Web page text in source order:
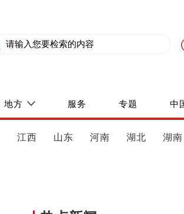
地方 服务 专题 中
江西 山东 河南 湖北 湖南